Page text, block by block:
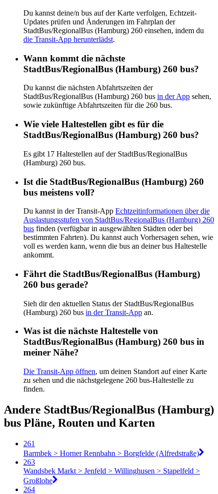
Du kannst deine/n bus auf der Karte verfolgen, Echtzeit-
Updates prüfen und Änderungen im Fahrplan der
StadtBus/RegionalBus (Hamburg) 260 einsehen, indem du
die Transit-App herunterlädst.
Wann kommt die nächste
StadtBus/RegionalBus (Hamburg) 260 bus?
Du kannst die nächsten Abfahrtszeiten der
StadtBus/RegionalBus (Hamburg) 260 bus in der App sehen,
sowie zukünftige Abfahrtszeiten für die 260 bus.
Wie viele Haltestellen gibt es für die
StadtBus/RegionalBus (Hamburg) 260 bus?
Es gibt 17 Haltestellen auf der StadtBus/RegionalBus
(Hamburg) 260 bus.
Ist die StadtBus/RegionalBus (Hamburg) 260
bus meistens voll?
Du kannst in der Transit-App Echtzeitinformationen über die
Auslastungsstufen von StadtBus/RegionalBus (Hamburg) 260
bus finden (verfügbar in ausgewählten Städten oder bei
bestimmten Fahrten). Du kannst auch Vorhersagen sehen, wie
voll es werden kann, wenn die bus an deiner bus Haltestelle
ankommt.
Fährt die StadtBus/RegionalBus (Hamburg)
260 bus gerade?
Sieh dir den aktuellen Status der StadtBus/RegionalBus
(Hamburg) 260 bus in der Transit-App an.
Was ist die nächste Haltestelle von
StadtBus/RegionalBus (Hamburg) 260 bus in
meiner Nähe?
Die Transit-App öffnen, um deinen Standort auf einer Karte
zu sehen und die nächstgelegene 260 bus-Haltestelle zu
finden.
Andere StadtBus/RegionalBus (Hamburg)
bus Pläne, Routen und Karten
261
Barmbek > Horner Rennbahn > Borgfelde (Alfredstraße)
263
Wandsbek Markt > Jenfeld > Willinghusen > Stapelfeld >
Großlohe
264